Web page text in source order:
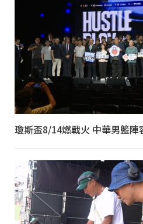
瓊斯盃8/14燃戰火 中華男籃陣